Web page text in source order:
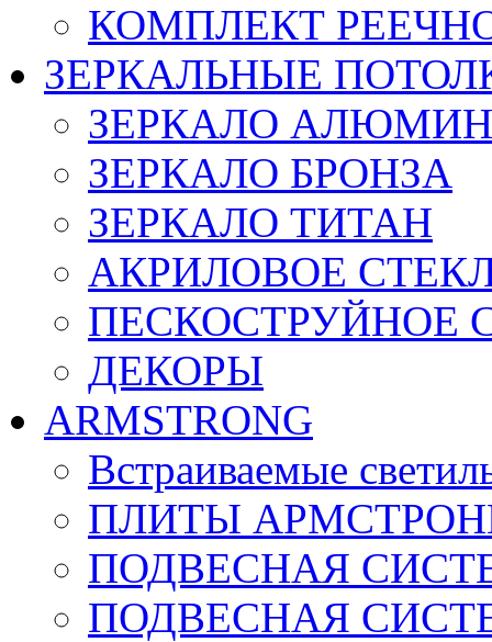
КОМПЛЕКТ
ЗЕРКАЛЬНЫЕ
ЗЕРКАЛО
ЗЕРКАЛО БРОНЗА
ЗЕРКАЛО ТИТАН
АКРИЛОВОЕ
ПЕСКОСТРУЙНОЕ
ДЕКОРЫ
ARMSTRONG
Встраиваемые
ПЛИТЫ
ПОДВЕСНАЯ
ПОДВЕСНАЯ